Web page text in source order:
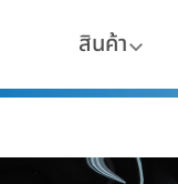
สินค้า